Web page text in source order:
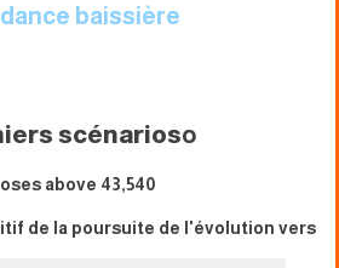
baissière
scénarioso
above 43,540
de la poursuite de l'évolution vers